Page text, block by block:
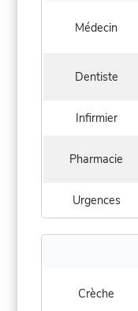
Médecin
Dentiste
Infirmier
Pharmacie
Urgences
Crèche